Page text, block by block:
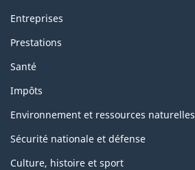
Entreprises
Prestations
Santé
Impôts
Environnement et ressources naturelles
Sécurité nationale et défense
Culture, histoire et sport